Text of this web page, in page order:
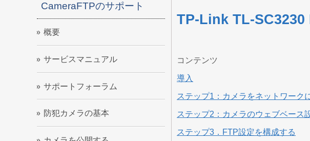
CameraFTPのサポート
概要
サービスマニュアル
サポートフォーラム
防犯カメラの基本
TP-Link TL-SC3230
コンテンツ
導入
ステップ1：カメラをネットワーク
ステップ2：カメラのウェブベース
ステップ3．FTP設定を構成する